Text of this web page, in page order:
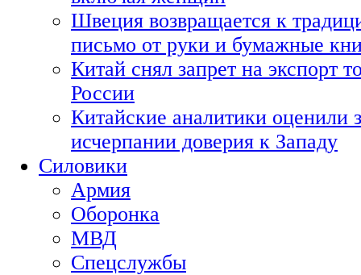
Швеция возвращается к
письмо от руки и бумажные
Китай снял запрет на экспорт
России
Китайские аналитики оценили
исчерпании доверия к Западу
Силовики
Армия
Оборонка
МВД
Спецслужбы